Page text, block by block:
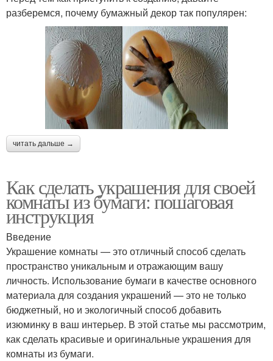
разберемся, почему бумажный декор так популярен:
читать дальше →
Как сделать украшения для своей
комнаты из бумаги: пошаговая
инструкция
Введение
Украшение комнаты — это отличный способ сделать
пространство уникальным и отражающим вашу
личность. Использование бумаги в качестве основного
материала для создания украшений — это не только
бюджетный, но и экологичный способ добавить
изюминку в ваш интерьер. В этой статье мы рассмотрим,
как сделать красивые и оригинальные украшения для
комнаты из бумаги.